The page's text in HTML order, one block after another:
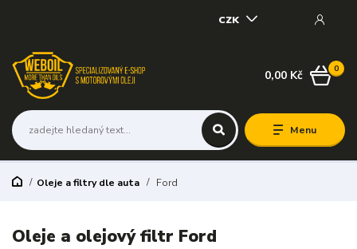
Menu
CZK
0
0,00 Kč
Oleje a filtry dle auta Ford
Oleje a olejový filtr Ford